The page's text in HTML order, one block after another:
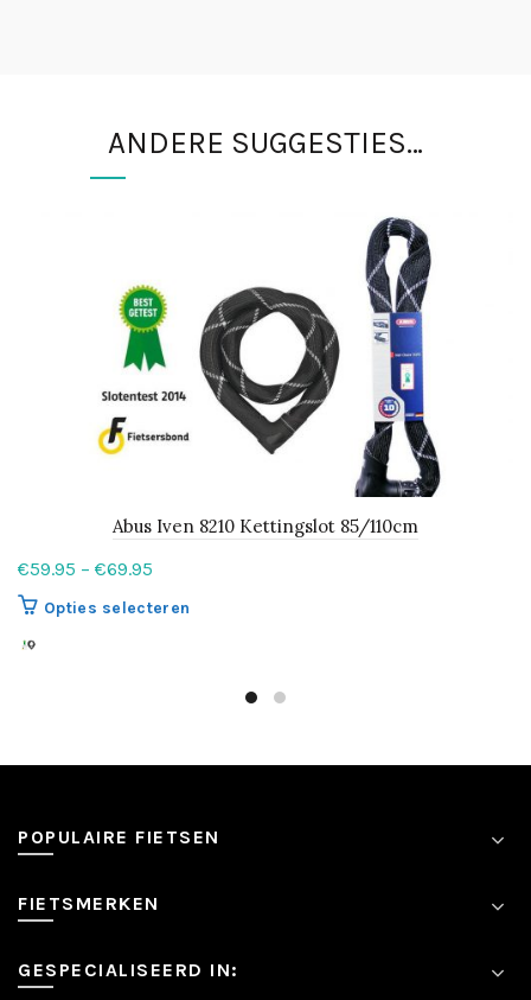
ANDERE SUGGESTIES…
Abus Iven 8210 Kettingslot 85/110cm
€59.95 – €69.95
Opties selecteren
Deze
gekozen
op
de
POPULAIRE FIETSEN
FIETSMERKEN
GESPECIALISEERD IN: